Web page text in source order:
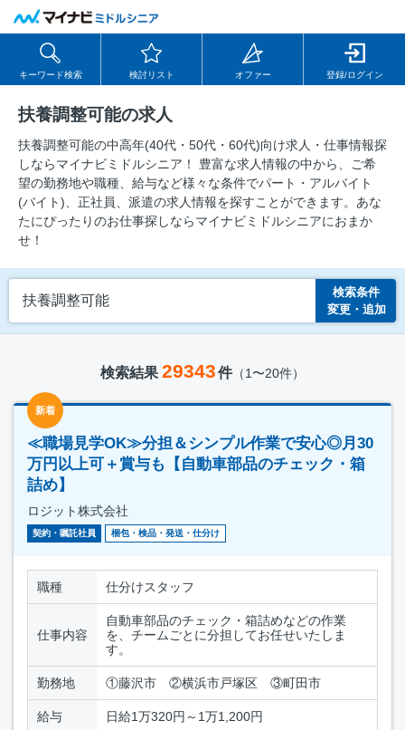
キーワード検索 検討リスト オファー 登録/ログイン
扶養調整可能の求人
扶養調整可能の中⾼年(40代・50代・60代)向け求⼈・仕事情報探
しならマイナビミドルシニア！ 豊富な求人情報の中から、ご希
望の勤務地や職種、給与など様々な条件でパート・アルバイト
(バイト)、正社員、派遣の求人情報を探すことができます。あな
たにぴったりのお仕事探しならマイナビミドルシニアにおまか
せ！
扶養調整可能
検索条件
変更・追加
検索結果 29343件（1〜20件）
新着
≪職場見学OK≫分担＆シンプル作業で安心◎月30
万円以上可＋賞与も【自動車部品のチェック・箱
詰め】
ロジット株式会社
契約・嘱託社員 梱包・検品・発送・仕分け
職種 仕分けスタッフ
仕事内容
自動車部品のチェック・箱詰めなどの作業
を、チームごとに分担してお任せいたしま
す。
勤務地 ①藤沢市 ②横浜市戸塚区 ③町田市
給与 日給1万320円～1万1,200円